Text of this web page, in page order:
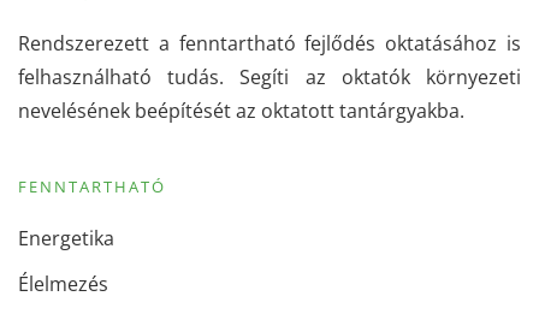
Rendszerezett a fenntartható fejlődés oktatásához is
felhasználható tudás. Segíti az oktatók környezeti
nevelésének beépítését az oktatott tantárgyakba.
FENNTARTHATÓ
Energetika
Élelmezés